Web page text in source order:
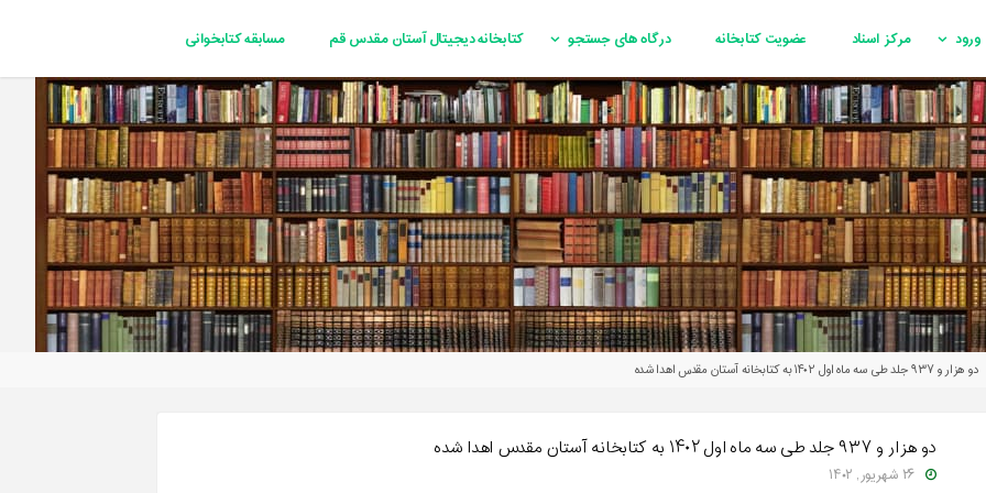
ورود مرکز اسناد عضویت کتابخانه درگاه های جستجو کتابخانه دیجیتال آستان مقدس قم مسابقه کتابخوانی
دو هزار و ۹۳۷ جلد طی سه ماه اول ۱۴۰۲ به کتابخانه آستان مقدس اهدا شده
دو هزار و ۹۳۷ جلد طی سه ماه اول ۱۴۰۲ به کتابخانه آستان مقدس اهدا شده
۲۶ شهریور, ۱۴۰۲